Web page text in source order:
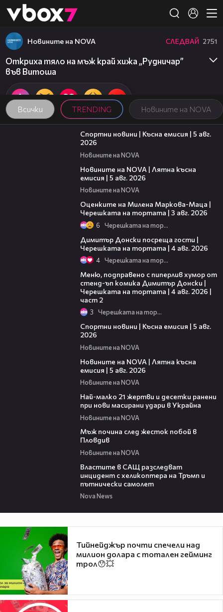
👾
Всички TRENDING Новините на NOVA
Новините на NOVA СЛЕДВАЙ 2751
Откриха тяло на мъж край хижа „Рудничар”
във Витоша
03:37
Спортни новини | Късна емисия | 5 авг.
2026
Новините на NOVA
Новините на NOVA | Лятна късна
емисия | 5 авг. 2026
Новините на NOVA
Оценките на Милена Маркова-Маца |
Черешката на тортата | 3 авг. 2026
6 Черешката на тортата
Димитър Донски посреща гости |
Черешката на тортата | 4 авг. 2026
4 Черешката на тортата
Меню, подправено с пиперлив хумор от
стенд-ъп комика Димитър Донски |
Черешката на тортата | 4 авг. 2026 |
част 2
3 Черешката на тортата
Спортни новини | Късна емисия | 5 авг.
2026
Новините на NOVA
Новините на NOVA | Лятна късна
емисия | 5 авг. 2026
Новините на NOVA
Най-малко 21 жертви и десетки ранени
при нови масирани удари в Украйна
Новините на NOVA
Мъж почина след жесток побой в
Пловдив
Новините на NOVA
Властите в САЩ разследват
инцидент с хеликоптера на Тръмп и
пътнически самолет
Nova News
Тийнейджър почти спечели над
милион долара с тотален гейминг
трол😯💥